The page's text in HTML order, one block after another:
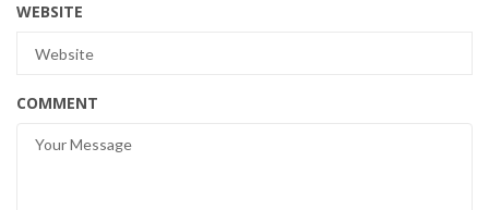
WEBSITE
COMMENT